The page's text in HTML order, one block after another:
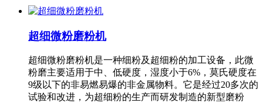
超细微粉磨粉机
超细微粉磨粉机是一种细粉及超细粉的加工设备，此微
粉磨主要适用于中、低硬度，湿度小于6%，莫氏硬度在
9级以下的非易燃易爆的非金属物料。它是经过20多次的
试验和改进，为超细粉的生产而研发制造的新型磨粉